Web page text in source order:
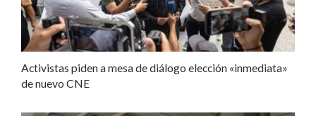
Activistas piden a mesa de diálogo elección «inmediata»
de nuevo CNE